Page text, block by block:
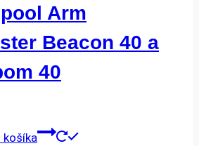
Arm
Beacon 40 a
40
košíka